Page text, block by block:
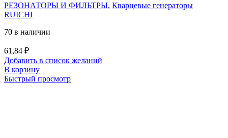
РЕЗОНАТОРЫ И ФИЛЬТРЫ, Кварцевые генераторы
RUICHI
70 в наличии
61,84 ₽
Добавить в список желаний
В корзину
Быстрый просмотр